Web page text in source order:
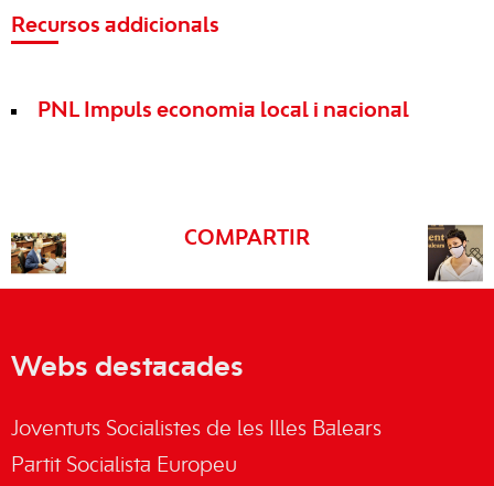
Recursos addicionals
PNL Impuls economia local i nacional
COMPARTIR
Webs destacades
Joventuts Socialistes de les Illes Balears
Partit Socialista Europeu